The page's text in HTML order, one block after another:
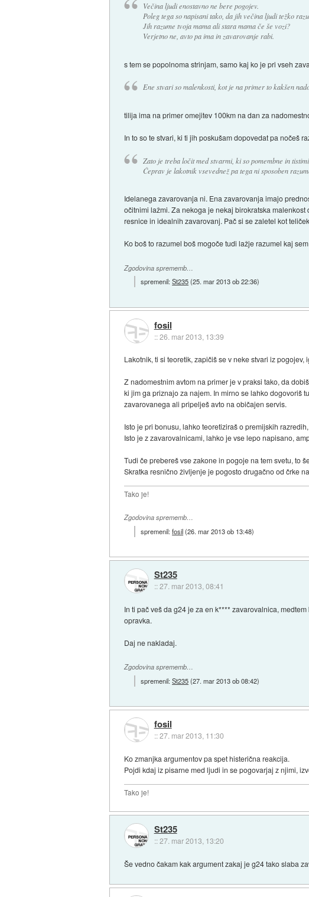
Večina ljudi enostavno ne bere pogojev.
Poleg tega so napisani tako, da jih večina ljudi težko
Jih razume tvoja mama ali stara mama če še vozi?
Verjetno ne, avto pa ima in zavarovanje rabi.
s tem se popolnoma strinjam, samo kaj ko je pri vseh
Ene stvari so malenkosti, kot je na primer to kakšen
tilija ima na primer omejitev 100km na dan za
In to so te stvari, ki ti jih poskušam dopovedat pa nočeš
Zato je treba ločit med stvarmi, ki so pomembne in
Čeprav je lakotnik vsevednež pa tega ni sposoben
Idelanega zavarovanja ni. Ena zavarovanja imajo
očitnimi lažmi. Za nekoga je nekaj birokratska
resnice in idealnih zavarovanj. Pač si se zaletel kot
Ko boš to razumel boš mogoče tudi lažje razumel kaj
Zgodovina sprememb…
spremenil:St235(25. mar 2013 ob 22:36)
fosil
::26. mar 2013, 13:39
Lakotnik, ti si teoretik, zapičiš se v neke stvari iz pogojev,
Z nadomestnim avtom na primer je v praksi tako, da
ki jim ga priznajo za najem. In mirno se lahko dogovoriš
zavarovanega ali pripelješ avto na običajen servis.
Isto je pri bonusu, lahko teoretiziraš o premijskih
Isto je z zavarovalnicami, lahko je vse lepo napisano,
Tudi če prebereš vse zakone in pogoje na tem svetu, to
Skratka resnično življenje je pogosto drugačno od črke
Tako je!
Zgodovina sprememb…
spremenil:fosil(26. mar 2013 ob 13:48)
St235
::27. mar 2013, 08:41
In ti pač veš da g24 je za en k**** zavarovalnica,
opravka.
Daj ne nakladaj.
Zgodovina sprememb…
spremenil:St235(27. mar 2013 ob 08:42)
fosil
::27. mar 2013, 11:30
Ko zmanjka argumentov pa spet histerična reakcija.
Pojdi kdaj iz pisarne med ljudi in se pogovarjaj z njimi,
Tako je!
St235
::27. mar 2013, 13:20
Še vedno čakam kak argument zakaj je g24 tako slaba